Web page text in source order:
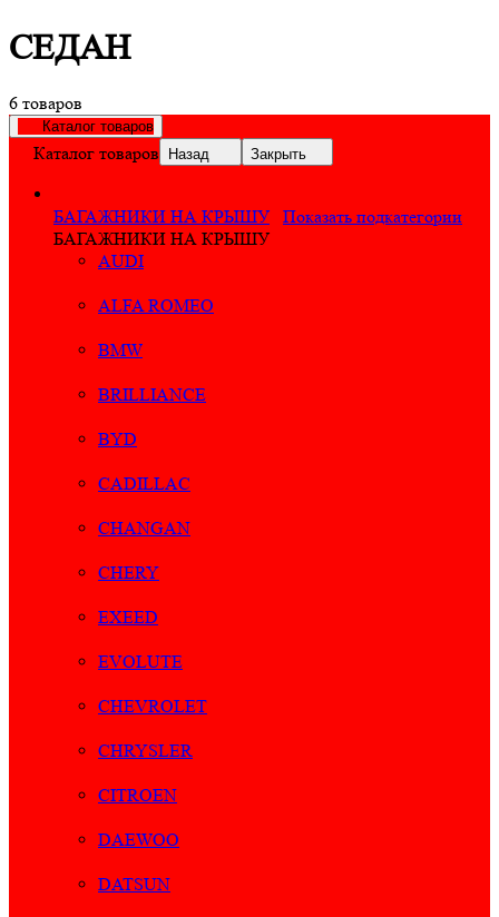
СЕДАН
6 товаров
Каталог товаров
Каталог товаров Назад Закрыть
БАГАЖНИКИ НА КРЫШУ
Показать подкатегории
БАГАЖНИКИ НА КРЫШУ
AUDI
ALFA ROMEO
BMW
BRILLIANCE
BYD
CADILLAC
CHANGAN
CHERY
EXEED
EVOLUTE
CHEVROLET
CHRYSLER
CITROEN
DAEWOO
DATSUN